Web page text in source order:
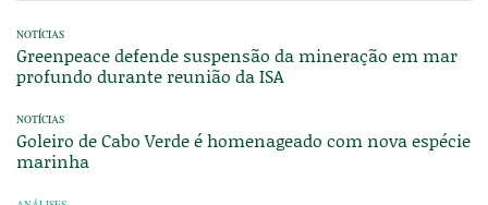
NOTÍCIAS
Greenpeace defende suspensão da mineração em mar
profundo durante reunião da ISA
NOTÍCIAS
Goleiro de Cabo Verde é homenageado com nova espécie
marinha